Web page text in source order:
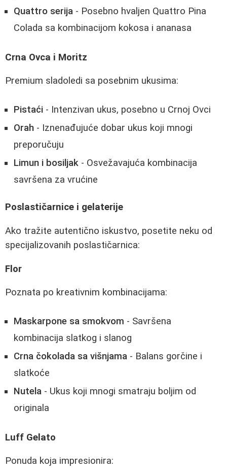
Quattro serija - Posebno hvaljen Quattro Pina
Colada sa kombinacijom kokosa i ananasa
Crna Ovca i Moritz
Premium sladoledi sa posebnim ukusima:
Pistaći - Intenzivan ukus, posebno u Crnoj Ovci
Orah - Iznenađujuće dobar ukus koji mnogi
preporučuju
Limun i bosiljak - Osvežavajuća kombinacija
savršena za vrućine
Poslastičarnice i gelaterije
Ako tražite autentično iskustvo, posetite neku od
specijalizovanih poslastičarnica:
Flor
Poznata po kreativnim kombinacijama:
Maskarpone sa smokvom - Savršena
kombinacija slatkog i slanog
Crna čokolada sa višnjama - Balans gorčine i
slatkoće
Nutela - Ukus koji mnogi smatraju boljim od
originala
Luff Gelato
Ponuda koja impresionira: